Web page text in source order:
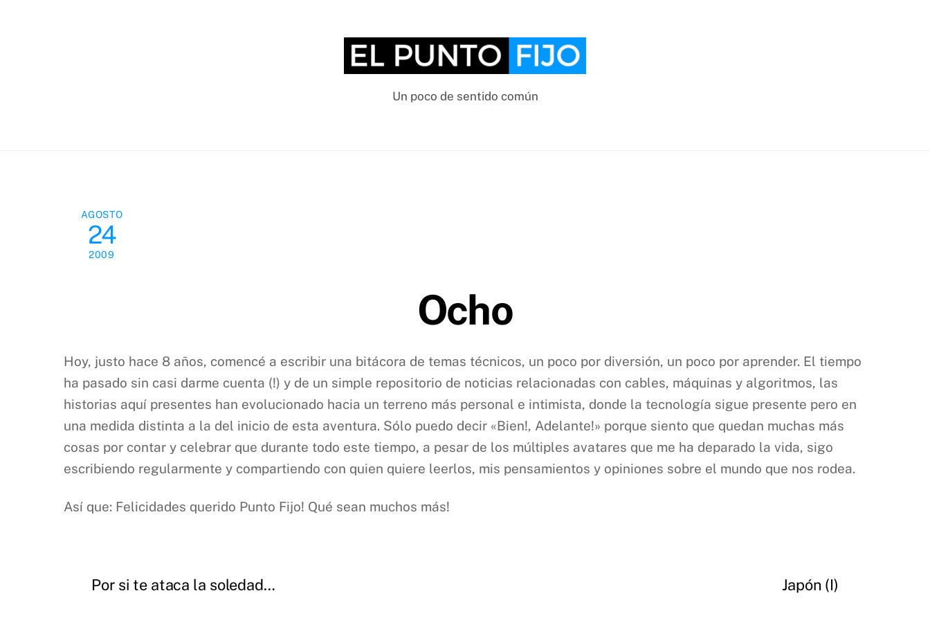
Un poco de sentido común
AGOSTO
24
2009
Ocho
Hoy, justo hace 8 años, comencé a escribir una bitácora de temas técnicos, un poco por diversión, un poco por aprender. El tiempo
ha pasado sin casi darme cuenta (!) y de un simple repositorio de noticias relacionadas con cables, máquinas y algoritmos, las
historias aquí presentes han evolucionado hacia un terreno más personal e intimista, donde la tecnología sigue presente pero en
una medida distinta a la del inicio de esta aventura. Sólo puedo decir «Bien!, Adelante!» porque siento que quedan muchas más
cosas por contar y celebrar que durante todo este tiempo, a pesar de los múltiples avatares que me ha deparado la vida, sigo
escribiendo regularmente y compartiendo con quien quiere leerlos, mis pensamientos y opiniones sobre el mundo que nos rodea.
Así que: Felicidades querido Punto Fijo! Qué sean muchos más!
Por si te ataca la soledad… Japón (I)